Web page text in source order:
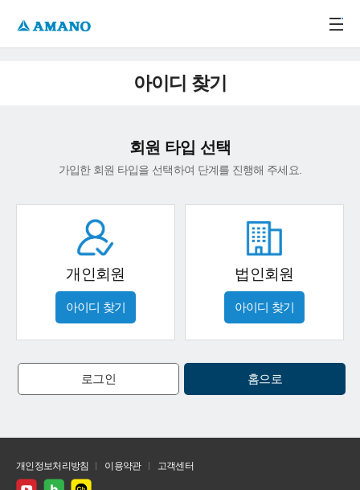
아이디 찾기
회원 타입 선택
가입한 회원 타입을 선택하여 단계를 진행해 주세요.
개인회원
아이디 찾기
법인회원
아이디 찾기
로그인 홈으로
개인정보처리방침 이용약관 고객센터